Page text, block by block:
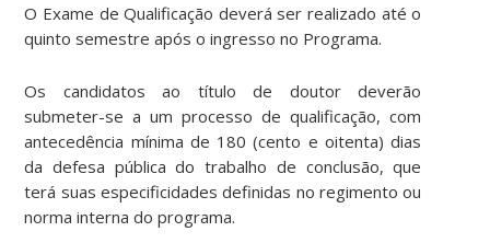
O Exame de Qualificação deverá ser realizado até o
quinto semestre após o ingresso no Programa.
Os candidatos ao título de doutor deverão
submeter-se a um processo de qualificação, com
antecedência mínima de 180 (cento e oitenta) dias
da defesa pública do trabalho de conclusão, que
terá suas especificidades definidas no regimento ou
norma interna do programa.